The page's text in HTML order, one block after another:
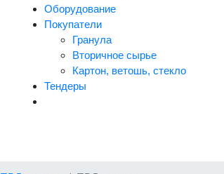
Оборудование
Покупатели
Гранула
Вторичное сырье
Картон, ветошь, стекло
Тендеры